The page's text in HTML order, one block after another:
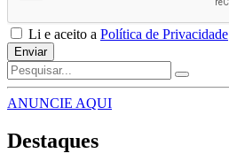
Li e aceito a Política de Privacidade
Enviar
ANUNCIE AQUI
Destaques